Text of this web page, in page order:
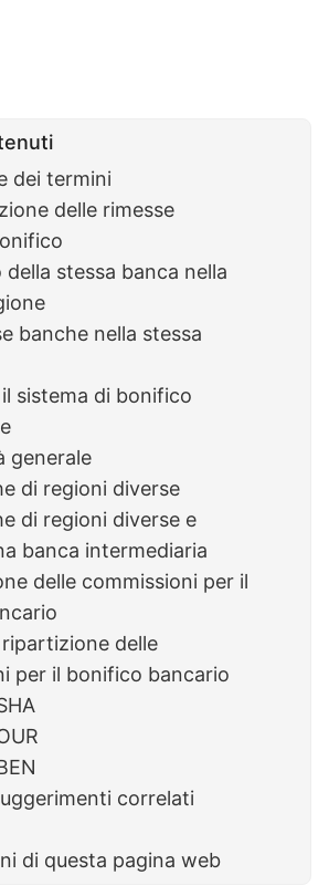
dei termini
delle rimesse
della stessa banca nella
banche nella stessa
sistema di bonifico
generale
di regioni diverse
di regioni diverse e
banca intermediaria
delle commissioni per il
delle
per il bonifico bancario
correlati
di questa pagina web